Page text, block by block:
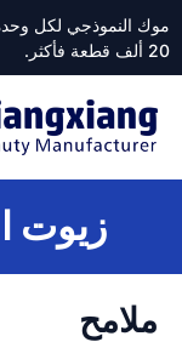
20 ألف قطعة فأكثر.
زيوت
ملامح